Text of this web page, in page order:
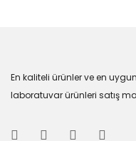
En kaliteli ürünler ve en
laboratuvar ürünleri satış